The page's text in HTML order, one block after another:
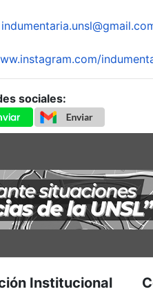
indumentaria.unsl@
instagram.com/
sociales:
Institucional